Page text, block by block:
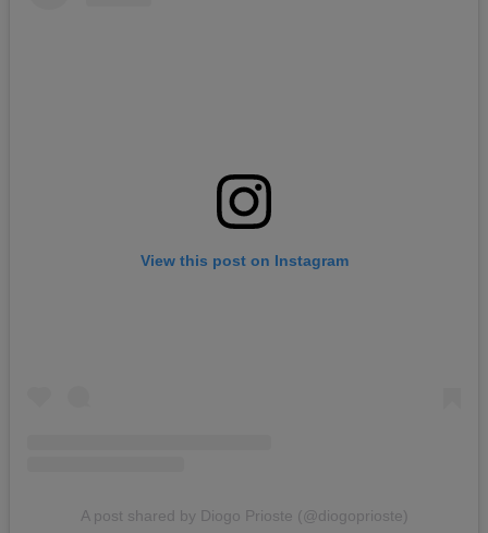
View this post on Instagram
A post shared by Diogo Prioste (@diogoprioste)